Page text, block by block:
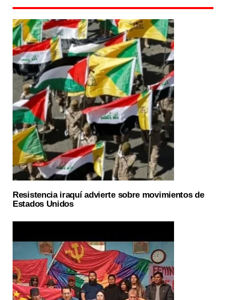
Resistencia iraquí advierte sobre movimientos de
Estados Unidos